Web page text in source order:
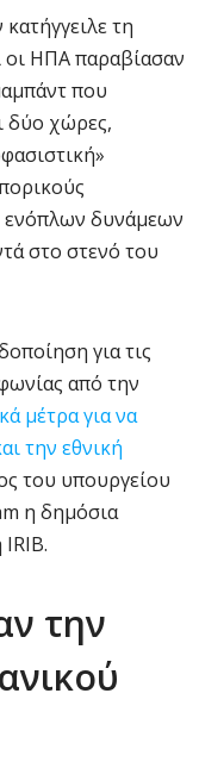
τη
οι ΗΠΑ παραβίασαν
που
δύο χώρες,
ενόπλων δυνάμεων
στο στενό του
για τις
από την
μέτρα για να
την εθνική
του υπουργείου
η δημόσια
την